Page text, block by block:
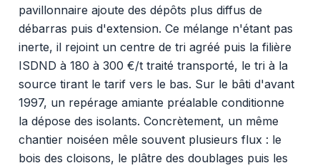
pavillonnaire ajoute des dépôts plus diffus de
débarras puis d'extension. Ce mélange n'étant pas
inerte, il rejoint un centre de tri agréé puis la filière
ISDND à 180 à 300 €/t traité transporté, le tri à la
source tirant le tarif vers le bas. Sur le bâti d'avant
1997, un repérage amiante préalable conditionne
la dépose des isolants. Concrètement, un même
chantier noiséen mêle souvent plusieurs flux : le
bois des cloisons, le plâtre des doublages puis les